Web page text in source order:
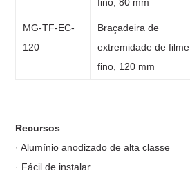
MG-TF-EC-
120
Braçadeira de
extremidade de filme
fino, 120 mm
Recursos
· Alumínio anodizado de alta classe
· Fácil de instalar